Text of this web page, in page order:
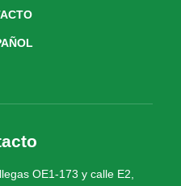
OE1-173 y calle E2,